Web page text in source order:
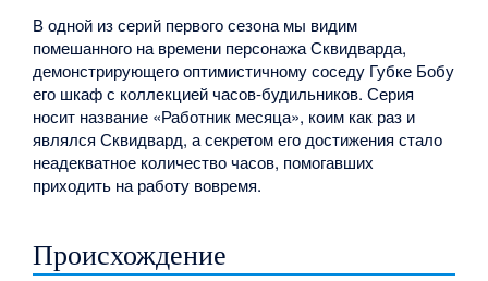
В одной из серий первого сезона мы видим
помешанного на времени персонажа Сквидварда,
демонстрирующего оптимистичному соседу Губке Бобу
его шкаф с коллекцией часов-будильников. Серия
носит название «Работник месяца», коим как раз и
являлся Сквидвард, а секретом его достижения стало
неадекватное количество часов, помогавших
приходить на работу вовремя.
Происхождение